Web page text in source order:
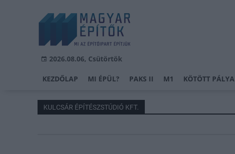
2026.08.06, Csütörtök
KEZDŐLAP MI ÉPÜL? PAKS II M1 KÖTÖTT PÁLYA
KULCSÁR ÉPÍTÉSZSTÚDIÓ KFT.